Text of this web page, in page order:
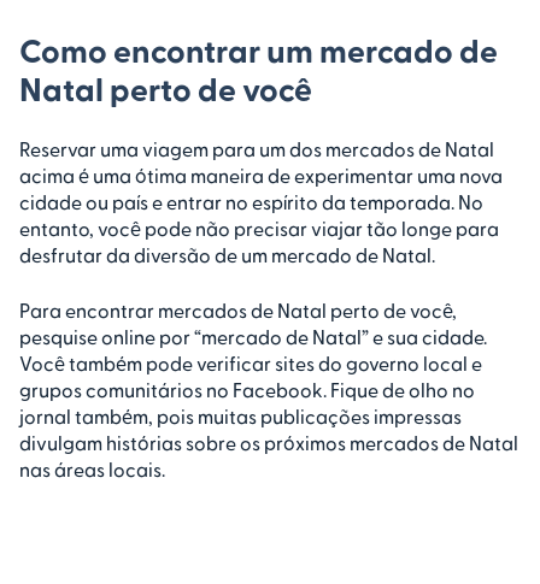
Como encontrar um mercado de
Natal perto de você
Reservar uma viagem para um dos mercados de Natal
acima é uma ótima maneira de experimentar uma nova
cidade ou país e entrar no espírito da temporada. No
entanto, você pode não precisar viajar tão longe para
desfrutar da diversão de um mercado de Natal.
Para encontrar mercados de Natal perto de você,
pesquise online por “mercado de Natal” e sua cidade.
Você também pode verificar sites do governo local e
grupos comunitários no Facebook. Fique de olho no
jornal também, pois muitas publicações impressas
divulgam histórias sobre os próximos mercados de Natal
nas áreas locais.